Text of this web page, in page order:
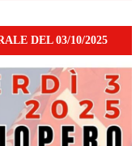
DEL 03/10/2025